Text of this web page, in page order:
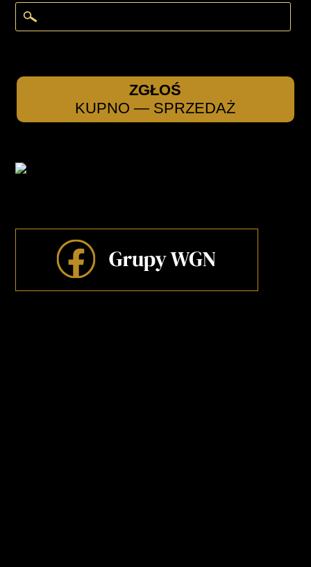
ZGŁOŚ
KUPNO — SPRZEDAŻ